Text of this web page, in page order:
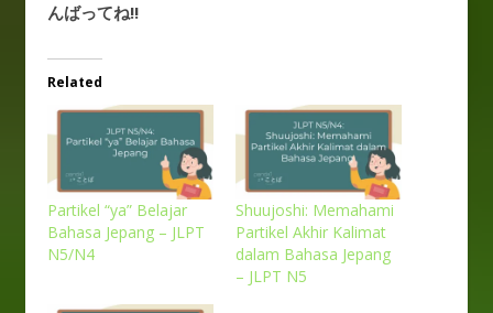
んばってね!!
Related
Partikel “ya” Belajar
Bahasa Jepang – JLPT
N5/N4
Shuujoshi: Memahami
Partikel Akhir Kalimat
dalam Bahasa Jepang
– JLPT N5